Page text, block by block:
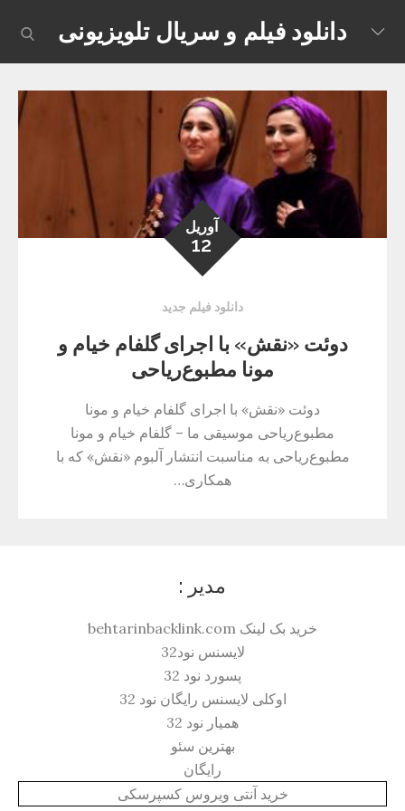
content
دانلود فیلم و سریال تلویزیونی
آوریل
12
دانلود فیلم جدید
دوئت «نقش» با اجرای گلفام خیام و
مونا مطبوع‌ریاحی
دوئت «نقش» با اجرای گلفام خیام و مونا
مطبوع‌ریاحی موسیقی ما – گلفام خیام و مونا
مطبوع‌ریاحی به مناسبت انتشار آلبوم «نقش» که با
همکاری…
مدیر :
خرید بک لینک behtarinbacklink.com
لایسنس نود32
پسورد نود 32
اوکلی لایسنس رایگان نود 32
همیار نود 32
بهترین سئو
رایگان
خرید آنتی ویروس کسپرسکی